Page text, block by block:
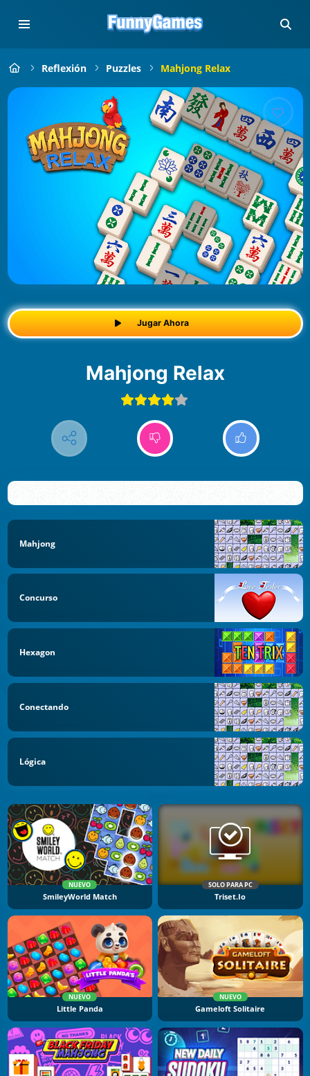
Reflexión Puzzles Mahjong Relax
Jugar Ahora
Mahjong Relax
Mahjong
Concurso
Hexagon
Conectando
Lógica
NUEVO
SmileyWorld Match
SOLO PARA PC
Triset.io
NUEVO
Little Panda
NUEVO
Gameloft Solitaire